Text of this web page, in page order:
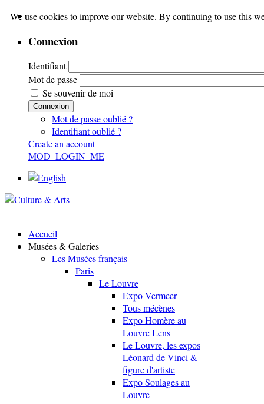
Connexion
Identifiant
Mot de passe
Se souvenir de moi
Connexion
Mot de passe oublié ?
Identifiant oublié ?
Create an account
MOD_LOGIN_ME
Accueil
Musées & Galeries
Les Musées français
Paris
Le Louvre
Expo Vermeer
Tous mécènes
Expo Homère au
Louvre Lens
Le Louvre, les expos
Léonard de Vinci &
figure d'artiste
Expo Soulages au
Louvre
We use cookies to improve our website. By continuing to use this